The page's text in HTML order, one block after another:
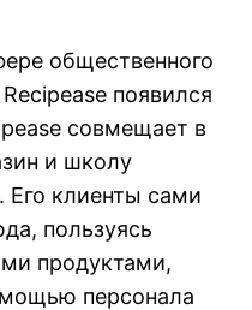
общественного
появился
совмещает в
и школу
Его клиенты сами
пользуясь
продуктами,
персонала